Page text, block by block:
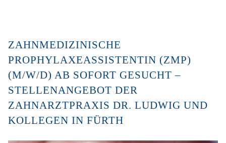
ZAHNMEDIZINISCHE
PROPHYLAXEASSISTENTIN (ZMP)
(M/W/D) AB SOFORT GESUCHT –
STELLENANGEBOT DER
ZAHNARZTPRAXIS DR. LUDWIG UND
KOLLEGEN IN FÜRTH